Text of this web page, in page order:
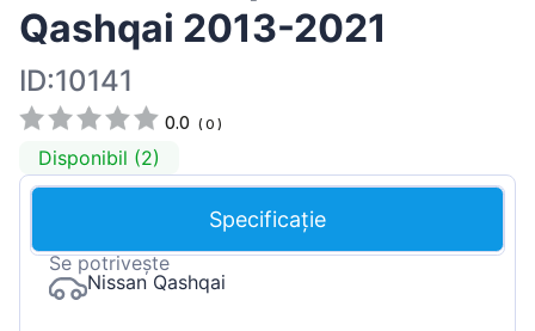
Qashqai 2013-2021
ID:10141
0.0 (0 )
Disponibil (2)
Specificație
Se potrivește
Nissan Qashqai